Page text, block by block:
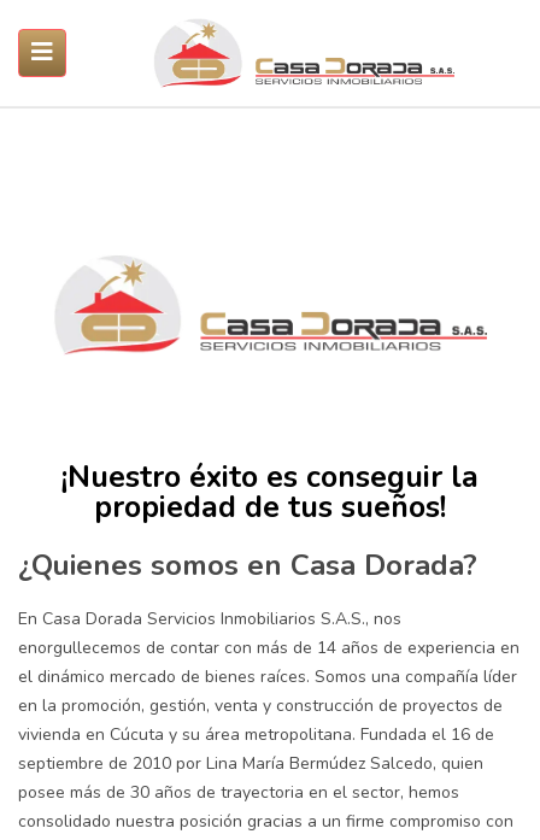
(PROYECTOS)
(Nosotros)
¡Nuestro éxito es conseguir la
propiedad de tus sueños!
¿Quienes somos en Casa Dorada?
En Casa Dorada Servicios Inmobiliarios S.A.S., nos
enorgullecemos de contar con más de 14 años de experiencia en
el dinámico mercado de bienes raíces. Somos una compañía líder
en la promoción, gestión, venta y construcción de proyectos de
vivienda en Cúcuta y su área metropolitana. Fundada el 16 de
septiembre de 2010 por Lina María Bermúdez Salcedo, quien
posee más de 30 años de trayectoria en el sector, hemos
consolidado nuestra posición gracias a un firme compromiso con